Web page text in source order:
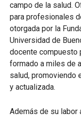
campo de la salud.
para profesionales
otorgada por la
Universidad de
docente compuesto
formado a miles de
salud, promoviendo
y actualizada.
Además de su labor